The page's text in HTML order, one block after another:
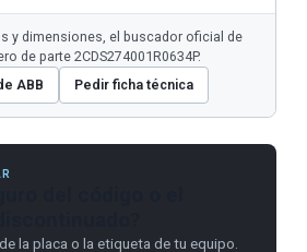
y dimensiones, el buscador oficial de
de parte 2CDS274001R0634P.
ABB
Pedir ficha técnica
la placa o la etiqueta de tu equipo.